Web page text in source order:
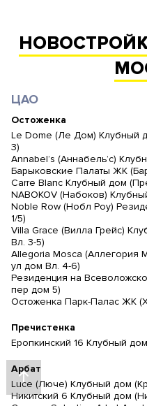
ЦАО
Остоженка
Le Dome (Ле Дом) Клубный
3)
Annabel’s (Аннабель’с)
Барыковские Палаты ЖК
Carre Blanc Клубный дом
NABOKOV (Набоков)
Noble Row (Нобл Роу)
1/5)
Villa Grace (Вилла Грейс)
Вл. 3-5)
Allegoria Mosca (Аллегория
ул дом Вл. 4-6)
Резиденция на
пер дом 5)
Остоженка Парк-Палас ЖК
Пречистенка
Еропкинский 16 Клубный
Арбат
Luce (Люче) Клубный дом
Никитский 6 Клубный дом